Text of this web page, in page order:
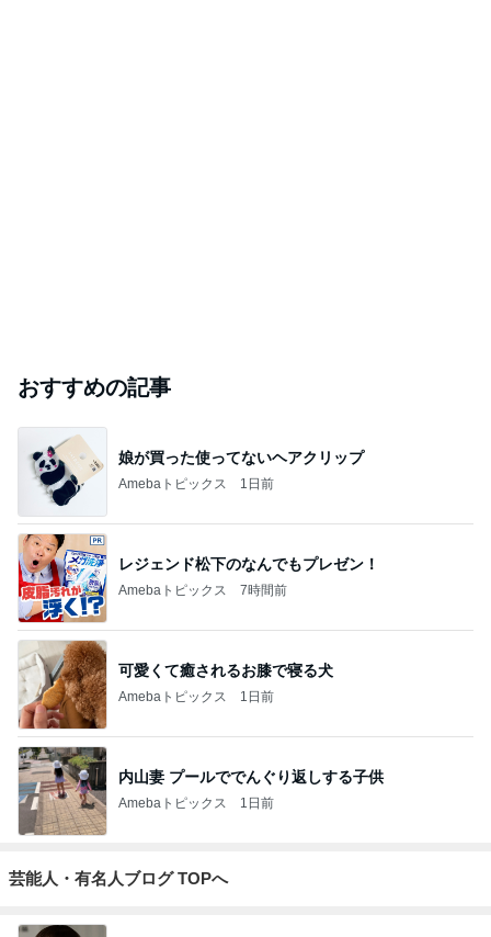
おすすめの記事
娘が買った使ってないヘアクリップ
Amebaトピックス 1日前
レジェンド松下のなんでもプレゼン！
Amebaトピックス 7時間前
可愛くて癒されるお膝で寝る犬
Amebaトピックス 1日前
内山妻 プールででんぐり返しする子供
Amebaトピックス 1日前
芸能人・有名人ブログ TOPへ